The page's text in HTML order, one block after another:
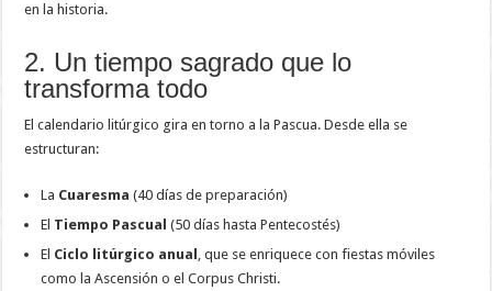
en la historia.
2. Un tiempo sagrado que lo
transforma todo
El calendario litúrgico gira en torno a la Pascua. Desde ella se
estructuran:
La Cuaresma (40 días de preparación)
El Tiempo Pascual (50 días hasta Pentecostés)
El Ciclo litúrgico anual , que se enriquece con fiestas móviles
como la Ascensión o el Corpus Christi.